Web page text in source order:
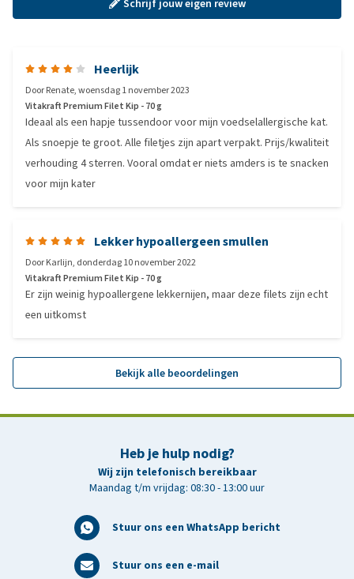
Schrijf jouw eigen review
Heerlijk
DoorRenate,woensdag 1 november 2023
Vitakraft Premium Filet Kip - 70 g
Ideaal als een hapje tussendoor voor mijn voedselallergische kat.
Als snoepje te groot. Alle filetjes zijn apart verpakt. Prijs/kwaliteit
verhouding 4 sterren. Vooral omdat er niets amders is te snacken
voor mijn kater
Lekker hypoallergeen smullen
DoorKarlijn, donderdag 10 november 2022
Vitakraft Premium Filet Kip - 70 g
Er zijn weinig hypoallergene lekkernijen, maar deze filets zijn echt
een uitkomst
Bekijk alle beoordelingen
Heb je hulp nodig?
Wij zijn telefonisch bereikbaar
Maandag t/m vrijdag: 08:30 - 13:00 uur
Stuur ons een WhatsApp bericht
Stuur ons een e-mail